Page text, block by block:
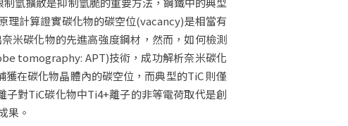
理計算證實碳化物的碳空位(vacancy)是相當有
米碳化物的先進高強度鋼材，然而，如何檢測
tomography: APT)技術，成功解析奈米碳化
在碳化物晶體內的碳空位，而典型的TiC 則僅
對TiC碳化物中Ti4+離子的非等電荷取代是創
果。